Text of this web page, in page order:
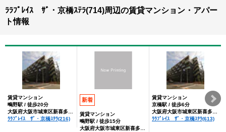
ﾗﾗﾌﾟﾚｲｽ ｻﾞ・京橋ｽﾃﾗ(714)周辺の賃貸マンション・アパー
ト情報
賃貸マンション
鴫野駅 / 徒歩20分
大阪府大阪市城東区新喜多１丁目
ﾗﾗﾌﾟﾚｲｽ ｻﾞ・京橋ｽﾃﾗ(216)
新着
賃貸マンション
鴫野駅 / 徒歩15分
大阪府大阪市城東区新喜多１丁目
賃貸マンション
京橋駅 / 徒歩6分
大阪府大阪市城東区新喜多１丁目
ﾗﾗﾌﾟﾚｲｽ ｻﾞ・京橋ｽﾃﾗ(613)